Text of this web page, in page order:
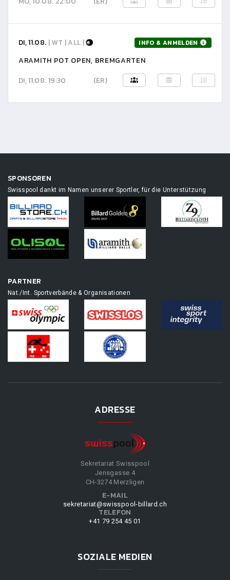
DI, 11.08. | WT | ALL | INFO & ANMELDEN
ARAMITH POT OPEN, BREMGARTEN
DI, 11.08. 19:30
(ER)
SPONSOREN
Swisspool dankt im Namen unserer Sportler, für die Unterstützung
PARTNER
Nat./Int. Sportverbände & Organisationen
ADRESSE
Sekretariat Swisspool
Jensgasse 4
CH-3274 Merzligen
E-MAIL
sekretariat@swisspool-billard.ch
TELEFON
+41 79 254 45 01
SOZIALE MEDIEN